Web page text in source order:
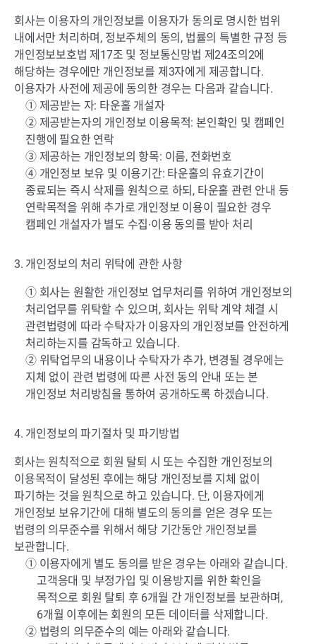
회사는 이용자의 개인정보를 이용자가 동의로 명시한 범위
내에서만 처리하며, 정보주체의 동의, 법률의 특별한 규정 등
개인정보보호법 제17조 및 정보통신망법 제24조의2에
해당하는 경우에만 개인정보를 제3자에게 제공합니다.
이용자가 사전에 제공에 동의한 경우는 다음과 같습니다.
① 제공받는 자: 타운홀 개설자
② 제공받는자의 개인정보 이용목적: 본인확인 및 캠페인
진행에 필요한 연락
③ 제공하는 개인정보의 항목: 이름, 전화번호
④ 개인정보 보유 및 이용기간: 타운홀의 유효기간이
종료되는 즉시 삭제를 원칙으로 하되, 타운홀 관련 안내 등
연락목적을 위해 추가로 개인정보 이용이 필요한 경우
캠페인 개설자가 별도 수집∙이용 동의를 받아 처리
3. 개인정보의 처리 위탁에 관한 사항
① 회사는 원활한 개인정보 업무처리를 위하여 개인정보의
처리업무를 위탁할 수 있으며, 회사는 위탁 계약 체결 시
관련법령에 따라 수탁자가 이용자의 개인정보를 안전하게
처리하는지를 감독하고 있습니다.
② 위탁업무의 내용이나 수탁자가 추가, 변경될 경우에는
지체 없이 관련 법령에 따른 사전 동의 안내 또는 본
개인정보 처리방침을 통하여 공개하도록 하겠습니다.
4. 개인정보의 파기절차 및 파기방법
회사는 원칙적으로 회원 탈퇴 시 또는 수집한 개인정보의
이용목적이 달성된 후에는 해당 개인정보를 지체 없이
파기하는 것을 원칙으로 하고 있습니다. 단, 이용자에게
개인정보 보유기간에 대해 별도의 동의를 얻은 경우 또는
법령의 의무준수를 위해서 해당 기간동안 개인정보를
보관합니다.
① 이용자에게 별도 동의를 받은 경우는 아래와 같습니다.
고객응대 및 부정가입 및 이용방지를 위한 확인을
목적으로 회원 탈퇴 후 6개월 간 개인정보를 보관하며,
6개월 이후에는 회원의 모든 데이터를 삭제합니다.
② 법령의 의무준수의 예는 아래와 같습니다.